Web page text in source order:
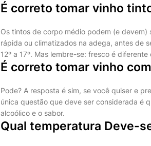
É correto tomar vinho
Os tintos de corpo médio podem (e
rápida ou climatizados na adega, antes de
12º a 17º. Mas lembre-se: fresco é diferente
É correto tomar vinho
Pode? A resposta é sim, se você quiser e
única questão que deve ser considerada é
alcoólico e o sabor.
Qual temperatura Deve-